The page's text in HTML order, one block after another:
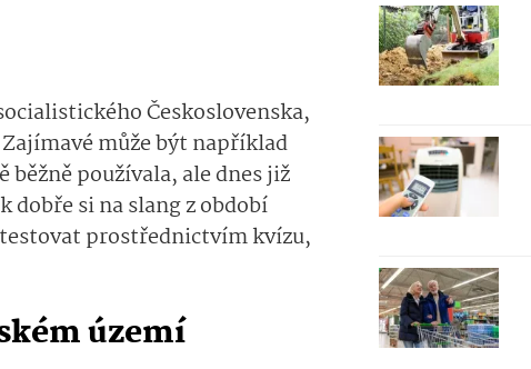
Československa,
může být například
běžně používala, ale dnes již
dobře si na slang z období
prostřednictvím kvízu,
území